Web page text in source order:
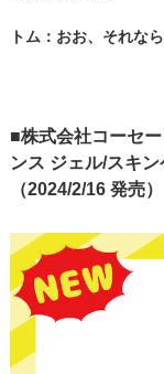
トム：おお、それな
■株式会社コーセ
ンス ジェル/スキ
（2024/2/16 発売）